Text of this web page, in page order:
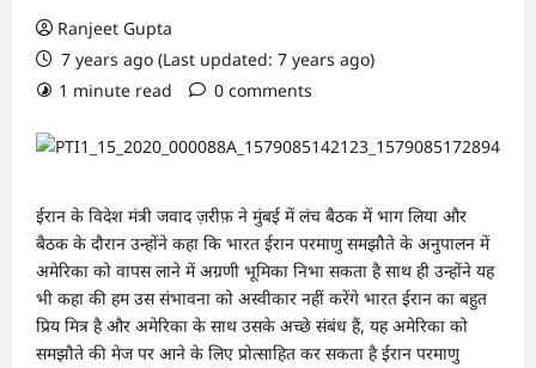
Ranjeet Gupta
7 years ago (Last updated: 7 years ago)
1 minute read
0 comments
ईरान के विदेश मंत्री जवाद ज़रीफ़ ने मुंबई में लंच बैठक में भाग लिया और
बैठक के दौरान उन्होंने कहा कि भारत ईरान परमाणु समझौते के अनुपालन में
अमेरिका को वापस लाने में अग्रणी भूमिका निभा सकता है साथ ही उन्होंने यह
भी कहा की हम उस संभावना को अस्वीकार नहीं करेंगे भारत ईरान का बहुत
प्रिय मित्र है और अमेरिका के साथ उसके अच्छे संबंध हैं, यह अमेरिका को
समझौते की मेज पर आने के लिए प्रोत्साहित कर सकता है ईरान परमाणु